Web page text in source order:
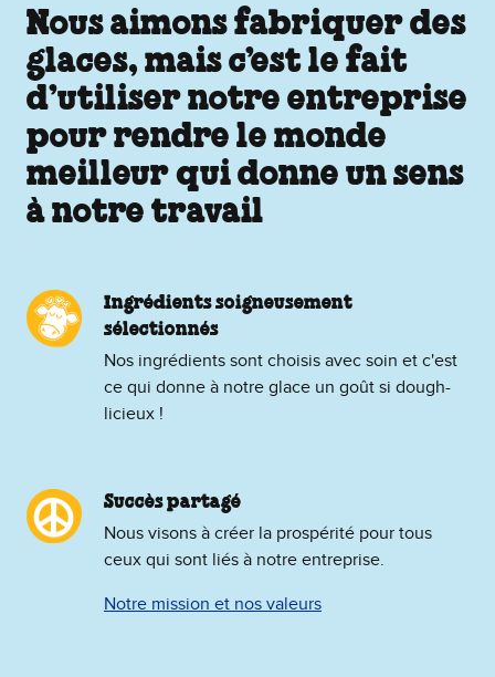
Nous aimons fabriquer des
glaces, mais c’est le fait
d’utiliser notre entreprise
pour rendre le monde
meilleur qui donne un sens
à notre travail
Ingrédients soigneusement
sélectionnés
Nos ingrédients sont choisis avec soin et c'est
ce qui donne à notre glace un goût si dough-
licieux !
Succès partagé
Nous visons à créer la prospérité pour tous
ceux qui sont liés à notre entreprise.
Notre mission et nos valeurs